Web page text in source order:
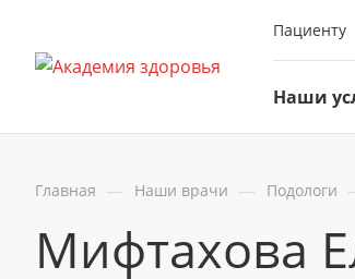
Пациенту
Наши
Главная — Наши врачи — Подологи
Мифтахова